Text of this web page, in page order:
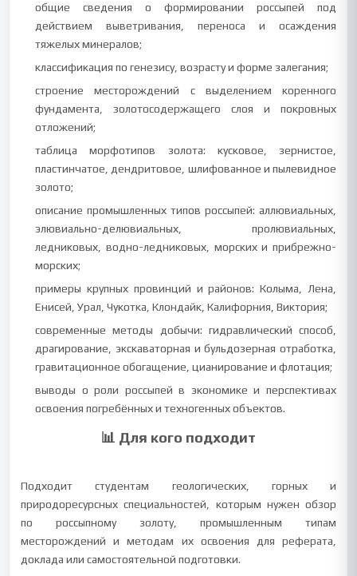
общие сведения о формировании россыпей под
действием выветривания, переноса и осаждения
тяжелых минералов;
классификация по генезису, возрасту и форме залегания;
строение месторождений с выделением коренного
фундамента, золотосодержащего слоя и покровных
отложений;
таблица морфотипов золота: кусковое, зернистое,
пластинчатое, дендритовое, шлифованное и пылевидное
золото;
описание промышленных типов россыпей: аллювиальных,
элювиально-делювиальных, пролювиальных,
ледниковых, водно-ледниковых, морских и прибрежно-
морских;
примеры крупных провинций и районов: Колыма, Лена,
Енисей, Урал, Чукотка, Клондайк, Калифорния, Виктория;
современные методы добычи: гидравлический способ,
драгирование, экскаваторная и бульдозерная отработка,
гравитационное обогащение, цианирование и флотация;
выводы о роли россыпей в экономике и перспективах
освоения погребённых и техногенных объектов.
📊 Для кого подходит
Подходит студентам геологических, горных и
природоресурсных специальностей, которым нужен обзор
по россыпному золоту, промышленным типам
месторождений и методам их освоения для реферата,
доклада или самостоятельной подготовки.